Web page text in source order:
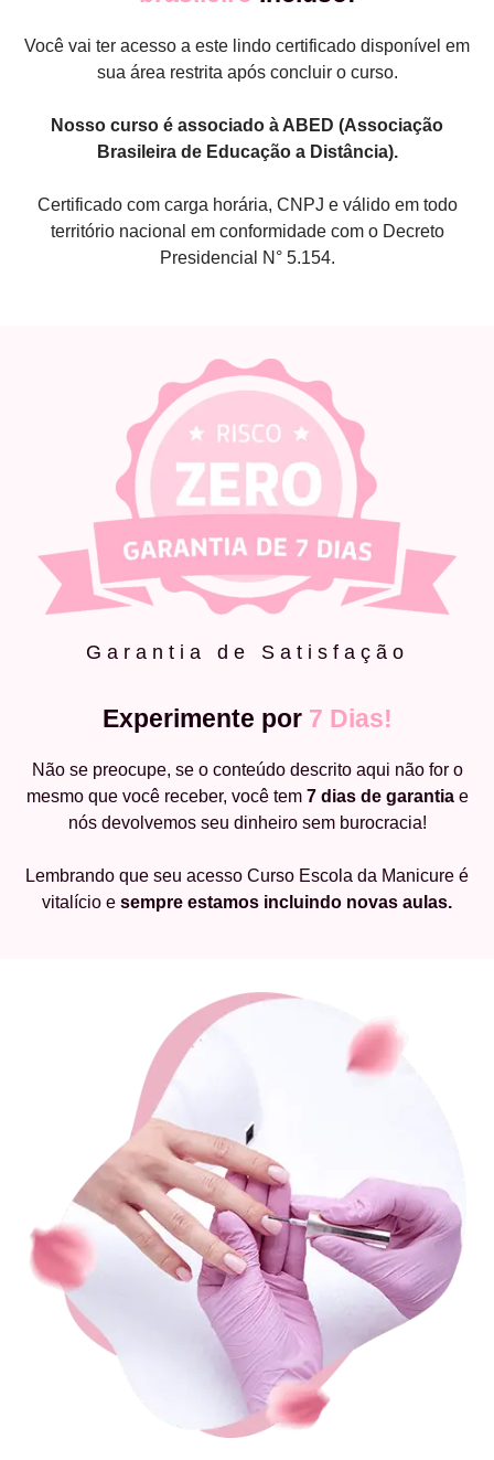
Você vai ter acesso a este lindo certificado disponível em
sua área restrita após concluir o curso.
Nosso curso é associado à ABED (Associação
Brasileira de Educação a Distância).
Certificado com carga horária, CNPJ e válido em todo
território nacional em conformidade com o Decreto
Presidencial N° 5.154.
Garantia de Satisfação
Experimente por 7 Dias!
Não se preocupe, se o conteúdo descrito aqui não for o
mesmo que você receber, você tem 7 dias de garantiae
nós devolvemos seu dinheiro sem burocracia!
Lembrando que seu acesso Curso Escola da Manicure é
vitalício e sempre estamos incluindo novas aulas.